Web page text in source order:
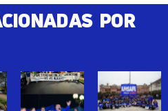
POR